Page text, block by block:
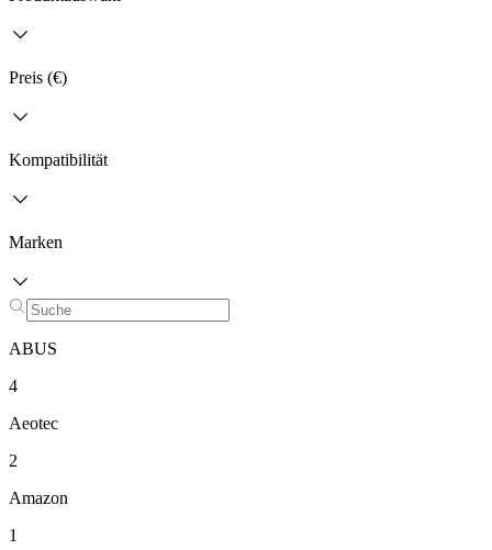
Preis (€)
Kompatibilität
Marken
ABUS
4
Aeotec
2
Amazon
1